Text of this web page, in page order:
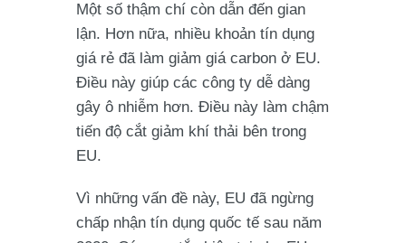
Một số thậm chí còn dẫn đến gian
lận. Hơn nữa, nhiều khoản tín dụng
giá rẻ đã làm giảm giá carbon ở EU.
Điều này giúp các công ty dễ dàng
gây ô nhiễm hơn. Điều này làm chậm
tiến độ cắt giảm khí thải bên trong
EU.
Vì những vấn đề này, EU đã ngừng
chấp nhận tín dụng quốc tế sau năm